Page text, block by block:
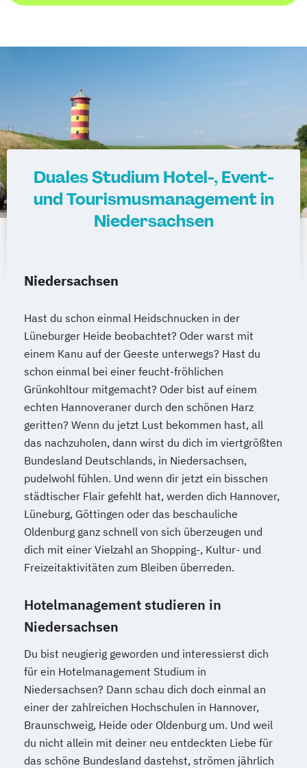
Duales Studium Hotel-, Event-
und Tourismusmanagement in
Niedersachsen
Niedersachsen
Hast du schon einmal Heidschnucken in der
Lüneburger Heide beobachtet? Oder warst mit
einem Kanu auf der Geeste unterwegs? Hast du
schon einmal bei einer feucht-fröhlichen
Grünkohltour mitgemacht? Oder bist auf einem
echten Hannoveraner durch den schönen Harz
geritten? Wenn du jetzt Lust bekommen hast, all
das nachzuholen, dann wirst du dich im viertgrößten
Bundesland Deutschlands, in Niedersachsen,
pudelwohl fühlen. Und wenn dir jetzt ein bisschen
städtischer Flair gefehlt hat, werden dich Hannover,
Lüneburg, Göttingen oder das beschauliche
Oldenburg ganz schnell von sich überzeugen und
dich mit einer Vielzahl an Shopping-, Kultur- und
Freizeitaktivitäten zum Bleiben überreden.
Hotelmanagement studieren in
Niedersachsen
Du bist neugierig geworden und interessierst dich
für ein Hotelmanagement Studium in
Niedersachsen? Dann schau dich doch einmal an
einer der zahlreichen Hochschulen in Hannover,
Braunschweig, Heide oder Oldenburg um. Und weil
du nicht allein mit deiner neu entdeckten Liebe für
das schöne Bundesland dastehst, strömen jährlich